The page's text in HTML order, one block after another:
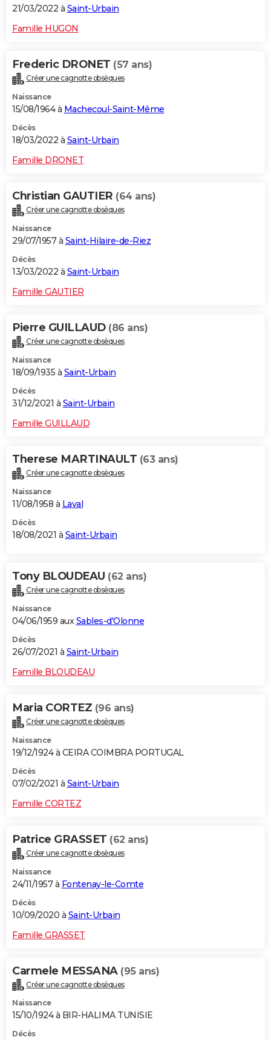
21/03/2022 à Saint-Urbain
Famille HUGON
Frederic DRONET (57 ans)
Créer une cagnotte obsèques
Naissance
15/08/1964 à Machecoul-Saint-Même
Décès
18/03/2022 à Saint-Urbain
Famille DRONET
Christian GAUTIER (64 ans)
Créer une cagnotte obsèques
Naissance
29/07/1957 à Saint-Hilaire-de-Riez
Décès
13/03/2022 à Saint-Urbain
Famille GAUTIER
Pierre GUILLAUD (86 ans)
Créer une cagnotte obsèques
Naissance
18/09/1935 à Saint-Urbain
Décès
31/12/2021 à Saint-Urbain
Famille GUILLAUD
Therese MARTINAULT (63 ans)
Créer une cagnotte obsèques
Naissance
11/08/1958 à Laval
Décès
18/08/2021 à Saint-Urbain
Tony BLOUDEAU (62 ans)
Créer une cagnotte obsèques
Naissance
04/06/1959 auxSables-d'Olonne
Décès
26/07/2021 à Saint-Urbain
Famille BLOUDEAU
Maria CORTEZ (96 ans)
Créer une cagnotte obsèques
Naissance
19/12/1924 à CEIRA COIMBRA PORTUGAL
Décès
07/02/2021 à Saint-Urbain
Famille CORTEZ
Patrice GRASSET (62 ans)
Créer une cagnotte obsèques
Naissance
24/11/1957 à Fontenay-le-Comte
Décès
10/09/2020 à Saint-Urbain
Famille GRASSET
Carmele MESSANA (95 ans)
Créer une cagnotte obsèques
Naissance
15/10/1924 à BIR-HALIMA TUNISIE
Décès